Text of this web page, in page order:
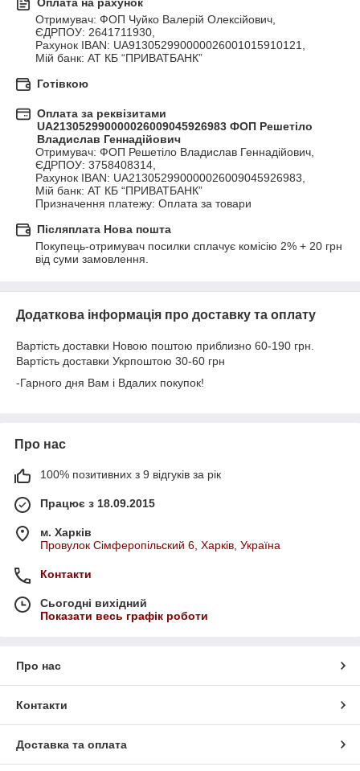
Оплата на рахунок
Отримувач: ФОП Чуйко Валерій Олексійович,
ЄДРПОУ: 2641711930,
Рахунок IBAN: UA913052990000026001015910121,
Мій банк: АТ КБ “ПРИВАТБАНК”
Готівкою
Оплата за реквізитами
UA213052990000026009045926983 ФОП Решетіло
Владислав Геннадійович
Отримувач: ФОП Решетіло Владислав Геннадійович,
ЄДРПОУ: 3758408314,
Рахунок IBAN: UA213052990000026009045926983,
Мій банк: АТ КБ “ПРИВАТБАНК”
Призначення платежу: Оплата за товари
Післяплата Нова пошта
Покупець-отримувач посилки сплачує комісію 2% + 20 грн
від суми замовлення.
Додаткова інформація про доставку та оплату
Вартість доставки Новою поштою приблизно 60-190 грн.
Вартість доставки Укрпоштою 30-60 грн
-Гарного дня Вам і Вдалих покупок!
Про нас
100% позитивних з 9 відгуків за рік
Працює з 18.09.2015
м. Харків
Провулок Сімферопільский 6, Харків, Україна
Контакти
Сьогодні вихідний
Показати весь графік роботи
Про нас
Контакти
Доставка та оплата